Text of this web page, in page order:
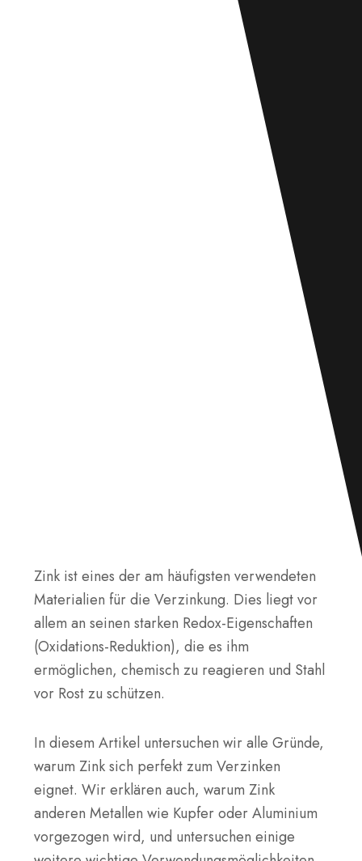
Zink ist eines der am häufigsten verwendeten
Materialien für die Verzinkung. Dies liegt vor
allem an seinen starken Redox-Eigenschaften
(Oxidations-Reduktion), die es ihm
ermöglichen, chemisch zu reagieren und Stahl
vor Rost zu schützen.
In diesem Artikel untersuchen wir alle Gründe,
warum Zink sich perfekt zum Verzinken
eignet. Wir erklären auch, warum Zink
anderen Metallen wie Kupfer oder Aluminium
vorgezogen wird, und untersuchen einige